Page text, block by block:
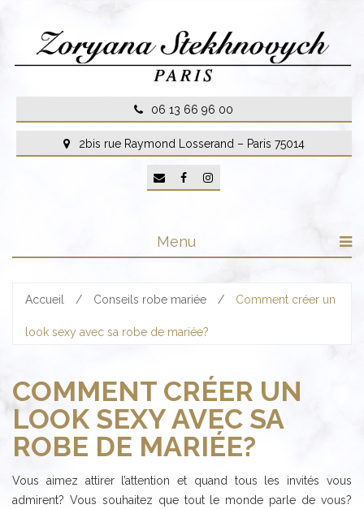
content
06 13 66 96 00
2bis rue Raymond Losserand – Paris 75014
Menu
Accueil / Conseils robe mariée / Comment créer un
look sexy avec sa robe de mariée?
COMMENT CRÉER UN
LOOK SEXY AVEC SA
ROBE DE MARIÉE?
Vous aimez attirer l’attention et quand tous les invités vous
admirent? Vous souhaitez que tout le monde parle de vous?